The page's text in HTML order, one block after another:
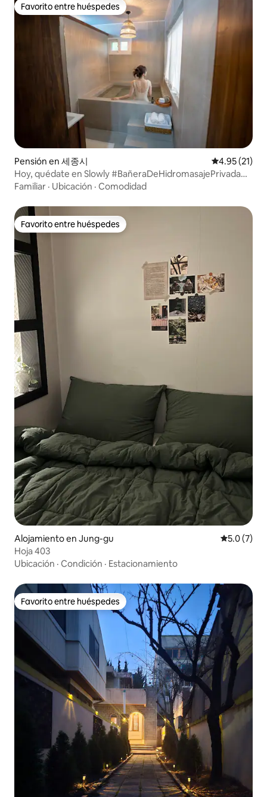
Favorito entre huéspedes
Favorito entre huéspedes
Pensión en 세종시 Calificación
4.95 (21)
Hoy, quédate en Slowly #BañeraDeHidromasajePrivada
#JacuzziClimatizado
Familiar · Ubicación · Comodidad
Favorito entre huéspedes
Favorito entre huéspedes
Alojamiento en Jung-gu
5.0 (7)
Hoja 403
Ubicación · Condición · Estacionamiento
Favorito entre huéspedes
Favorito entre huéspedes